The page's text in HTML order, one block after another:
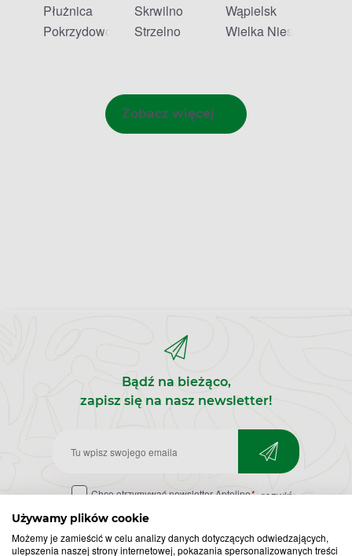
Używamy plików cookie
Możemy je zamieścić w celu analizy danych dotyczących odwiedzających,
ulepszenia naszej strony internetowej, pokazania spersonalizowanych treści
Płużnica
Pokrzydowo
Skrwilno
Strzelno
Wąpielsk
Wielka Nieszawka
Zobacz więcej
Bądź na bieżąco,
zapisz się na nasz newsletter!
Zapisz
do
newslettera
Chcę otrzymywać newsletter Apteline* rozwiń>